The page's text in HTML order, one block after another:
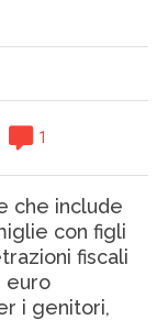
1
che include
con figli
fiscali
euro
i genitori,